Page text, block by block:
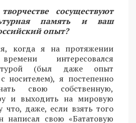
сосуществуют
память и ваш
опыт?
когда я на протяжении
интересовался
(был даже опыт
носителем), я постепенно
свою собственную,
и выходить на мировую
что, даже, если взять того
написал свою «Бататовую